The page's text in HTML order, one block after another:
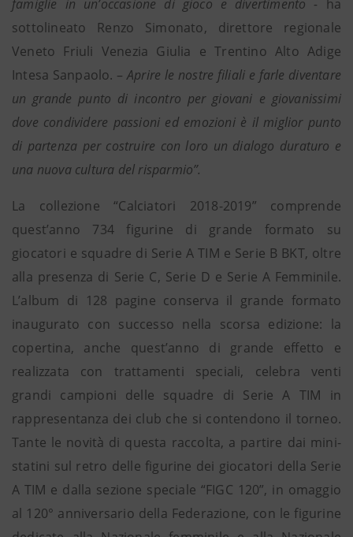
famiglie in un’occasione di gioco e divertimento -
ha
sottolineato Renzo Simonato, direttore regionale
Veneto Friuli Venezia Giulia e Trentino Alto Adige
Intesa Sanpaolo. – Aprire le nostre filiali e farle diventare
un grande punto di incontro per giovani e giovanissimi
dove condividere passioni ed emozioni è il miglior punto
di partenza per costruire con loro un dialogo duraturo e
una nuova cultura del risparmio”.
La collezione “Calciatori 2018-2019” comprende
quest’anno 734 figurine di grande formato su
giocatori e squadre di Serie A TIM e Serie B BKT, oltre
alla presenza di Serie C, Serie D e Serie A Femminile.
L’album di 128 pagine conserva il grande formato
inaugurato con successo nella scorsa edizione: la
copertina, anche quest’anno di grande effetto e
realizzata con trattamenti speciali, celebra venti
grandi campioni delle squadre di Serie A TIM in
rappresentanza dei club che si contendono il torneo.
Tante le novità di questa raccolta, a partire dai mini-
statini sul retro delle figurine dei giocatori della Serie
A TIM e dalla sezione speciale “FIGC 120”, in omaggio
al 120° anniversario della Federazione, con le figurine